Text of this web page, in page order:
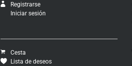
Registrarse
Iniciar sesión
Cesta
Lista de deseos